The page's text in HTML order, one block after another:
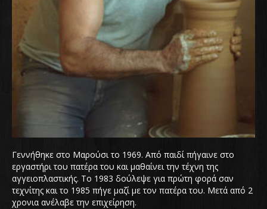
Γεννήθηκε στο Μαρούσι το 1969. Από παιδί πήγαινε στο
εργαστήρι του πατέρα του και μαθαίνει την τέχνη της
αγγειοπλαστικής. Το 1983 δούλεψε για πρώτη φορά σαν
τεχνίτης και το 1985 πήγε μαζί με τον πατέρα του. Μετά από 2
χρονια ανέλαβε την επιχείρηση.